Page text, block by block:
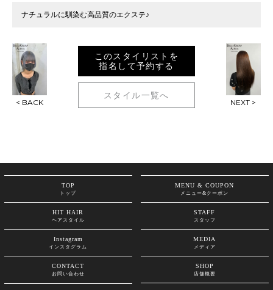
ナチュラルに馴染む高品質のエクステ♪
< BACK
このスタイリストを
指名して予約する
スタイル一覧へ
NEXT >
TOP
トップ
MENU & COUPON
メニュー&クーポン
HIT HAIR
ヘアスタイル
STAFF
スタッフ
Instagram
インスタグラム
MEDIA
メディア
CONTACT
お問い合わせ
SHOP
店舗概要